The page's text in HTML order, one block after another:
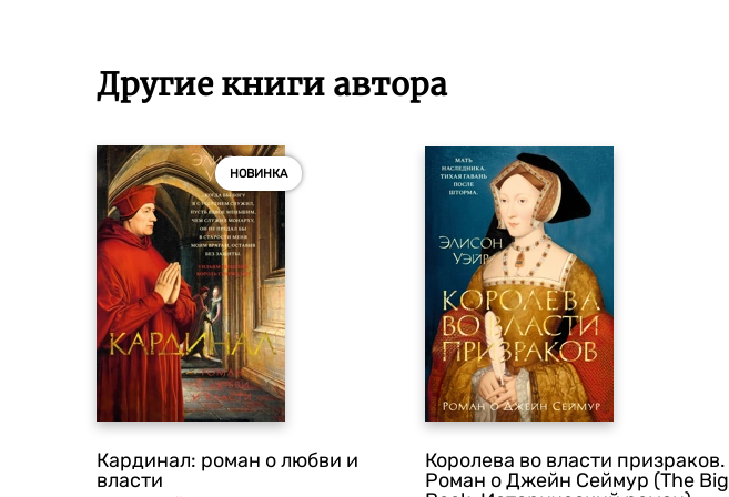
Другие книги автора
НОВИНКА
Кардинал: роман о любви и
власти
Королева во власти призраков.
Роман о Джейн Сеймур (The Big